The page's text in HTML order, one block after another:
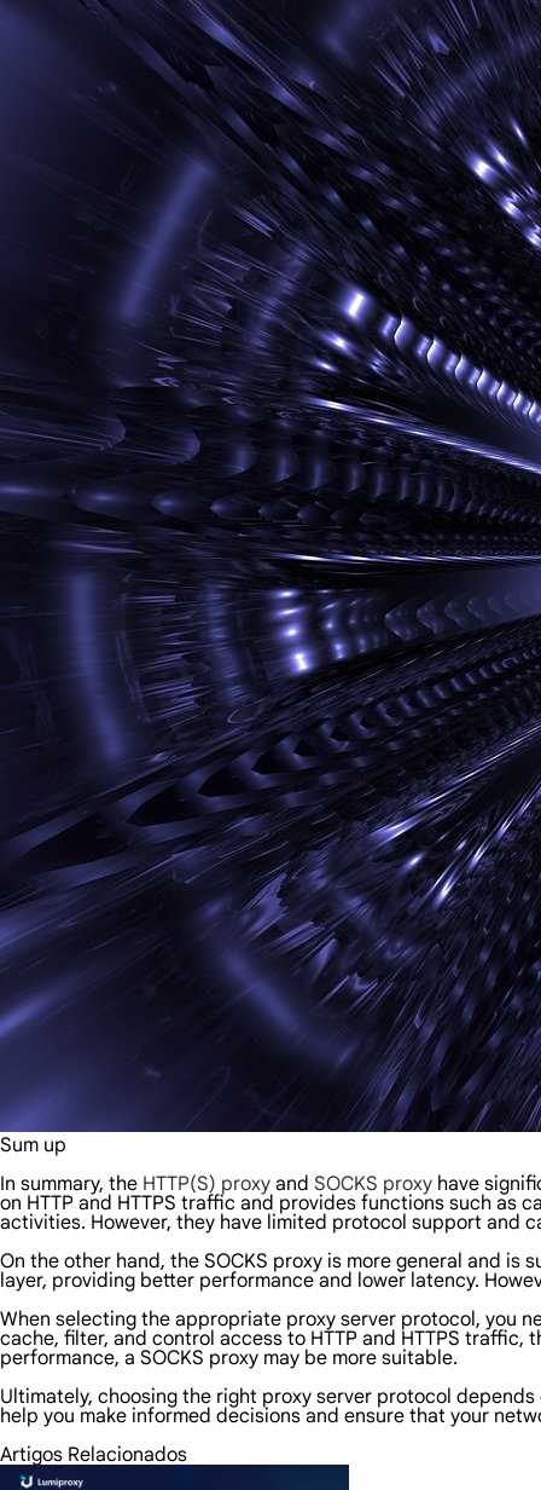
Sum up
In summary, the HTTP(S) proxy and SOCKS proxy have
on HTTP and HTTPS traffic and provides functions such as
activities. However, they have limited protocol support and
On the other hand, the SOCKS proxy is more general and is
layer, providing better performance and lower latency.
When selecting the appropriate proxy server protocol, you
cache, filter, and control access to HTTP and HTTPS
performance, a SOCKS proxy may be more suitable.
Ultimately, choosing the right proxy server protocol
help you make informed decisions and ensure that your
Artigos Relacionados